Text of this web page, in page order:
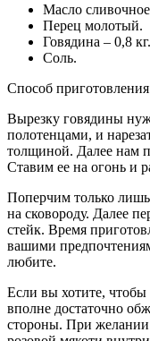
Масло
Перец молотый.
Говядина – 0,8 кг.
Соль.
Способ
Вырезку говядины
полотенцами, и
толщиной. Далее нам
Ставим ее на огонь и
Поперчим только
на сковороду. Далее
стейк. Время
вашими
любите.
Если вы хотите,
вполне достаточно
стороны. При